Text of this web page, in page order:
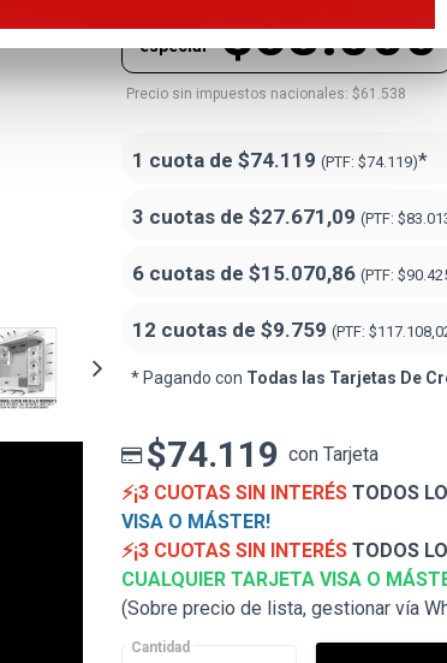
$68.000
Precio
especial
Precio sin impuestos nacionales: $61.538
1 cuota de $74.119 (PTF: $74.119)*
3 cuotas de $27.671,09 (PTF:
6 cuotas de $15.070,86 (PTF:
12 cuotas de $9.759 (PTF:
* Pagando con Todas las Tarjetas De
$74.119 con Tarjeta
⚡¡3 CUOTAS SIN INTERÉS TODOS
VISA O MÁSTER!
⚡¡3 CUOTAS SIN INTERÉS TODOS
CUALQUIER TARJETA VISA O
(Sobre precio de lista, gestionar vía
Cantidad